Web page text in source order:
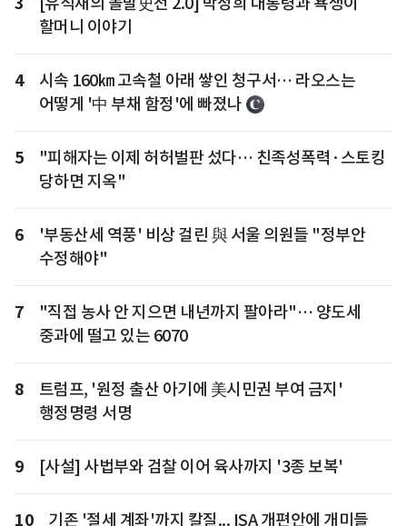
할머니 이야기
4
시속 160㎞ 고속철 아래 쌓인 청구서… 라오스는
어떻게 '中 부채 함정'에 빠졌나
5
"피해자는 이제 허허벌판 섰다… 친족성폭력·스토킹
당하면 지옥"
6
'부동산세 역풍' 비상 걸린 與 서울 의원들 "정부안
수정해야"
7
"직접 농사 안 지으면 내년까지 팔아라"… 양도세
중과에 떨고 있는 6070
8
트럼프, '원정 출산 아기에 美시민권 부여 금지'
행정명령 서명
9 [사설] 사법부와 검찰 이어 육사까지 '3종 보복'
10 기존 '절세 계좌'까지 칼질... ISA 개편안에 개미들